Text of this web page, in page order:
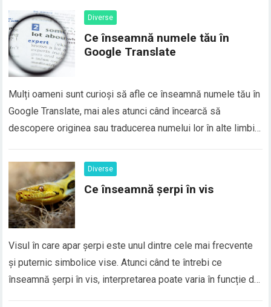
Diverse
Ce înseamnă numele tău în
Google Translate
Mulți oameni sunt curioși să afle ce înseamnă numele tău în
Google Translate, mai ales atunci când încearcă să
descopere originea sau traducerea numelui lor în alte limbi.
directă în Google Translate, deoarece numele sunt
considerate elemente de identitate personală și, de…
Diverse
Ce înseamnă șerpi în vis
Visul în care apar șerpi este unul dintre cele mai frecvente
și puternic simbolice vise. Atunci când te întrebi ce
înseamnă șerpi în vis, interpretarea poate varia în funcție de